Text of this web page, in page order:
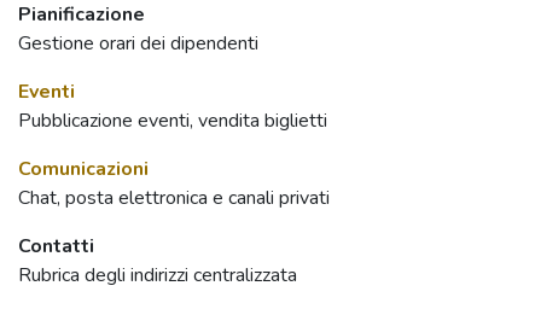
Pianificazione
Gestione orari dei dipendenti
Eventi
Pubblicazione eventi, vendita biglietti
Comunicazioni
Chat, posta elettronica e canali privati
Contatti
Rubrica degli indirizzi centralizzata